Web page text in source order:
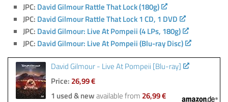
JPC: David Gilmour Rattle That Lock (180g)
JPC: David Gilmour Rattle That Lock 1 CD, 1 DVD
JPC: David Gilmour: Live At Pompeii (4 LPs, 180g)
JPC: David Gilmour: Live At Pompeii (Blu-ray Disc)
David Gilmour - Live At Pompeii [Blu-ray]
Price: 26,99 €
1 used & newavailable from 26,99 €